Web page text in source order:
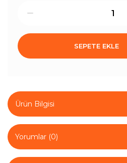
SEPETE EKLE
Ürün Bilgisi
Yorumlar (0)